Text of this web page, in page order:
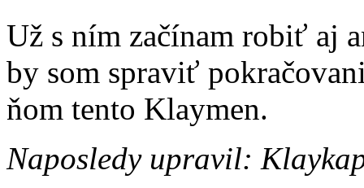
Už s ním začínam robiť aj
by som spraviť
ňom tento Klaymen.
Naposledy upravil: